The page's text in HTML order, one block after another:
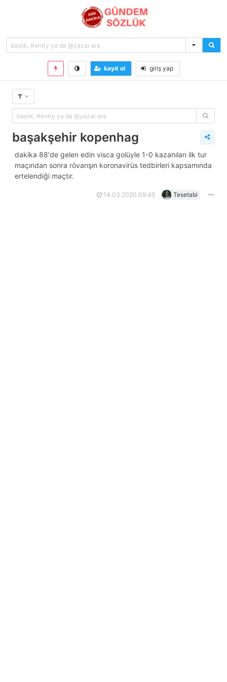
kayıt ol giriş yap
başakşehir kopenhag
dakika 88'de gelen edin visca golüyle 1-0 kazanılan ilk tur
maçından sonra rövanşın koronavirüs tedbirleri kapsamında
ertelendiği maçtır.
14.03.2020 09:40 Tesetabi